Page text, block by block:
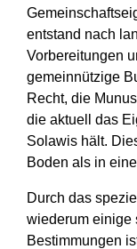
entstand nach
Vorbereitungen
gemeinnützige
Recht, die
die aktuell das
Solawis hält.
Boden als in
Durch das
wiederum einige
Bestimmungen